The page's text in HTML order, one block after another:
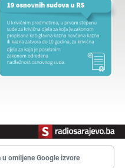
omiljene Google izvore